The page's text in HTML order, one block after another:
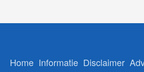
Home Informatie Disclaimer